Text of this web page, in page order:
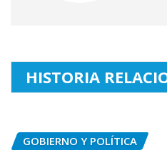
HISTORIA
GOBIERNO Y POLÍTICA